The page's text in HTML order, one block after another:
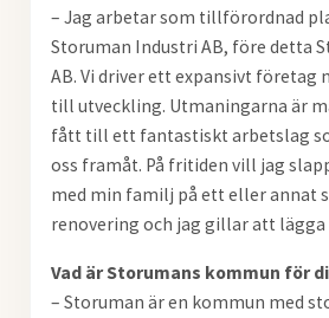
– Jag arbetar som tillförordnad
Storuman Industri AB, före detta
AB. Vi driver ett expansivt företag
till utveckling. Utmaningarna är
fått till ett fantastiskt arbetslag
oss framåt. På fritiden vill jag
med min familj på ett eller annat
renovering och jag gillar att lägga
Vad är Storumans kommun för
– Storuman är en kommun med